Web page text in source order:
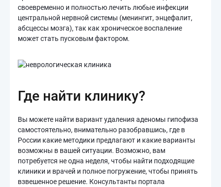
своевременно и полностью лечить любые инфекции
центральной нервной системы (менингит, энцефалит,
абсцессы мозга), так как хроническое воспаление
может стать пусковым фактором.
Где найти клинику?
Вы можете найти вариант удаления аденомы гипофиза
самостоятельно, внимательно разобравшись, где в
России какие методики предлагают и какие варианты
возможны в вашей ситуации. Возможно, вам
потребуется не одна неделя, чтобы найти подходящие
клиники и врачей и полное погружение, чтобы принять
взвешенное решение. Консультанты портала